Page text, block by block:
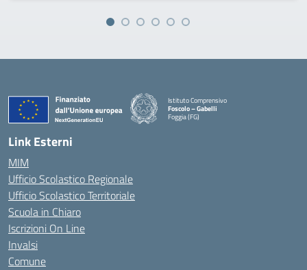
Istituto Comprensivo
Foscolo – Gabelli
Foggia (FG)
— Visita la pagina iniziale della scuola
Link Esterni
MIM
Ufficio Scolastico Regionale
Ufficio Scolastico Territoriale
Scuola in Chiaro
Iscrizioni On Line
Invalsi
Comune